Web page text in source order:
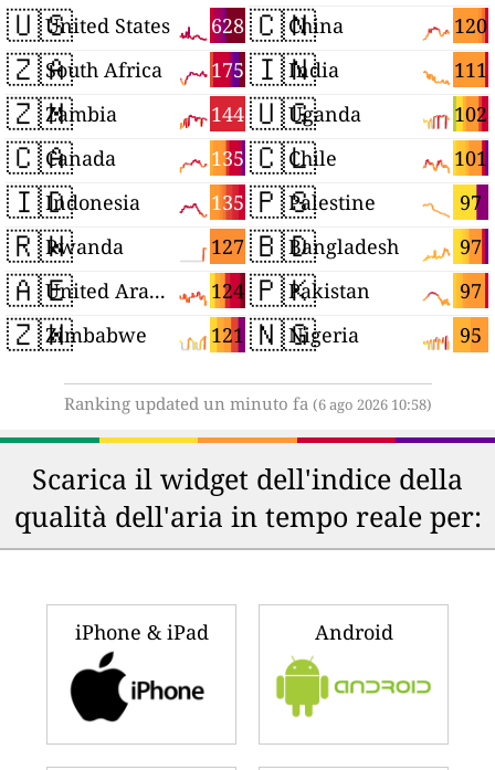
🇺🇸 628
United States
🇿🇦 175
South Africa
🇿🇲 144
Zambia
🇨🇦 135
Canada
🇮🇩 135
Indonesia
🇷🇼 127
Rwanda
🇦🇪 124
United Arab Emirates
🇿🇼 121
Zimbabwe
🇨🇳 120
China
🇮🇳 111
India
🇺🇬 102
Uganda
🇨🇱 101
Chile
🇵🇸 97
Palestine
🇧🇩 97
Bangladesh
🇵🇰 97
Pakistan
🇳🇬 95
Nigeria
Ranking updated un minuto fa (6 ago 2026 10:58)
Scarica il widget dell'indice della
qualità dell'aria in tempo reale per:
iPhone & iPad Android